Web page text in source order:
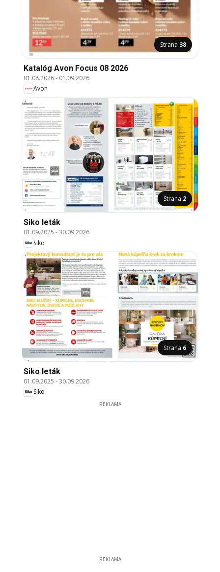
Strana 38
Katalóg Avon Focus 08 2026
01.08.2026- 01.09.2026
Avon
Strana 2
Siko leták
01.09.2025 -30.09.2026
Siko
Strana 6
Siko leták
01.09.2025 -30.09.2026
Siko
REKLAMA
REKLAMA